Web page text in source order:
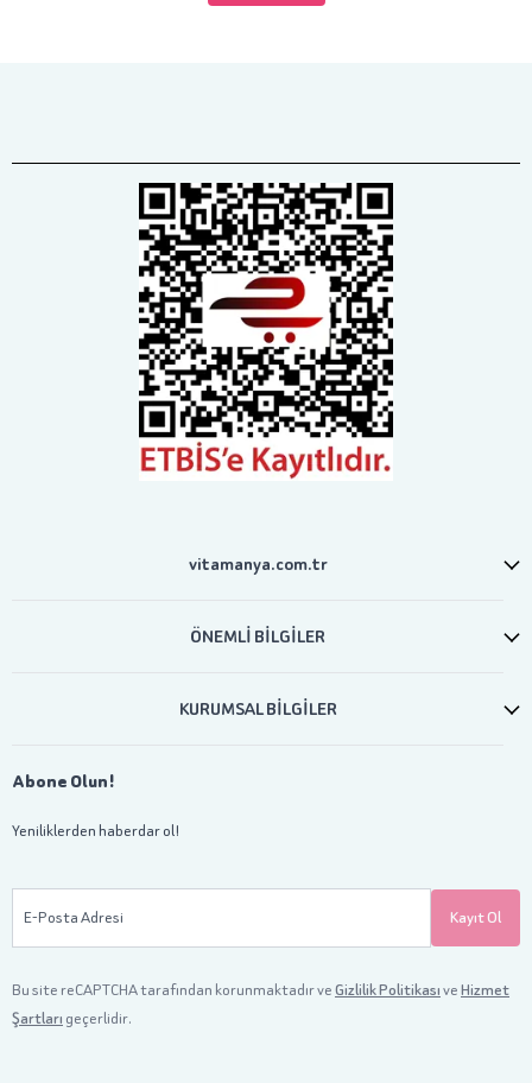
vitamanya.com.tr
ÖNEMLİ BİLGİLER
KURUMSAL BİLGİLER
Abone Olun!
Yeniliklerden haberdar ol!
E-Posta Adresi Kayıt Ol
Bu site reCAPTCHA tarafından korunmaktadır veGizlilik PolitikasıveHizmet
Şartları geçerlidir.